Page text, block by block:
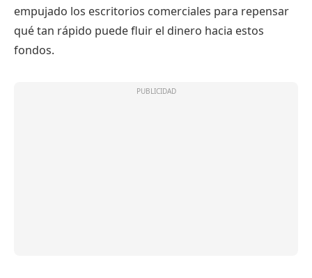
empujado los escritorios comerciales para repensar
qué tan rápido puede fluir el dinero hacia estos
fondos.